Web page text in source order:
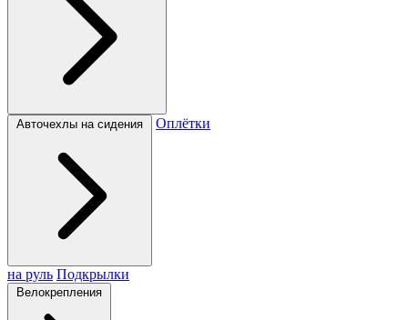
Авточехлы на сидения Оплётки
на руль Подкрылки
Велокрепления